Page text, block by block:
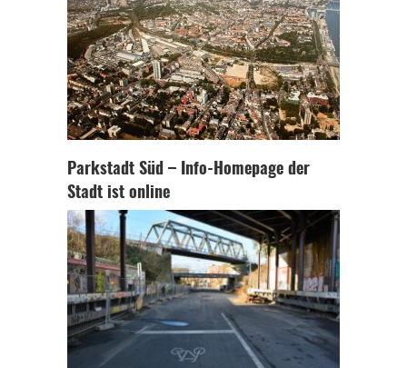
Parkstadt Süd – Info-Homepage der
Stadt ist online